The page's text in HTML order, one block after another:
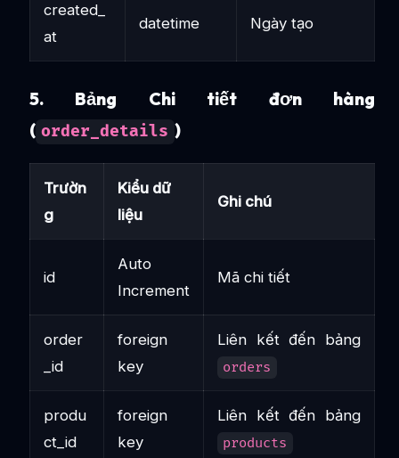
created_
at
datetime Ngày tạo
5. Bảng Chi tiết đơn hàng
( order_details )
Trườn
g
Kiểu dữ
liệu
Ghi chú
id
Auto
Increment
Mã chi tiết
order
_id
foreign
key
Liên kết đến bảng
orders
produ
ct_id
foreign
key
Liên kết đến bảng
products